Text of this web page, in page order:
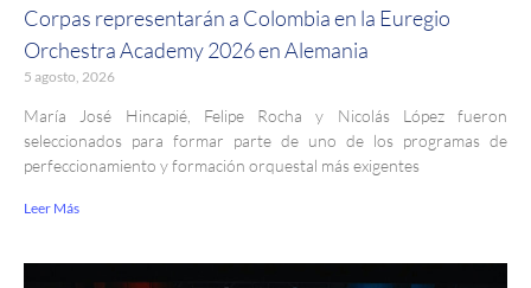
Corpas representarán a Colombia en la Euregio
Orchestra Academy 2026 en Alemania
5 agosto, 2026
María José Hincapié, Felipe Rocha y Nicolás López fueron
seleccionados para formar parte de uno de los programas de
perfeccionamiento y formación orquestal más exigentes
Leer Más